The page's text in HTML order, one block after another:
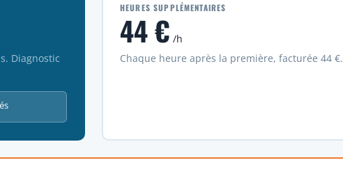
Diagnostic
HEURES SUPPLÉMENTAIRES
44 € /h
Chaque heure après la première, facturée 44 €.